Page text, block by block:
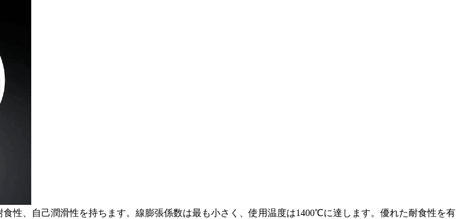
性、自己潤滑性を持ちます。線膨張係数は最も小さく、使用温度は1400℃に達します。優れた耐食性を有